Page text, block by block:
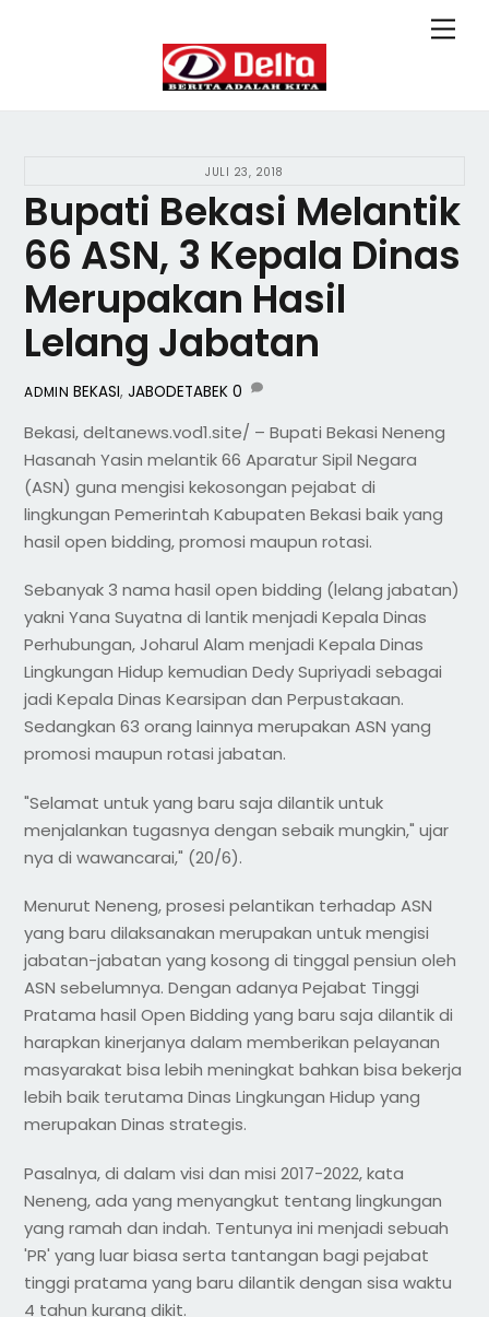
JULI 23, 2018
Bupati Bekasi Melantik
66 ASN, 3 Kepala Dinas
Merupakan Hasil
Lelang Jabatan
ADMIN BEKASI,JABODETABEK 0
Bekasi, deltanews.vod1.site/ – Bupati Bekasi Neneng
Hasanah Yasin melantik 66 Aparatur Sipil Negara
(ASN) guna mengisi kekosongan pejabat di
lingkungan Pemerintah Kabupaten Bekasi baik yang
hasil open bidding, promosi maupun rotasi.
Sebanyak 3 nama hasil open bidding (lelang jabatan)
yakni Yana Suyatna di lantik menjadi Kepala Dinas
Perhubungan, Joharul Alam menjadi Kepala Dinas
Lingkungan Hidup kemudian Dedy Supriyadi sebagai
jadi Kepala Dinas Kearsipan dan Perpustakaan.
Sedangkan 63 orang lainnya merupakan ASN yang
promosi maupun rotasi jabatan.
"Selamat untuk yang baru saja dilantik untuk
menjalankan tugasnya dengan sebaik mungkin," ujar
nya di wawancarai," (20/6).
Menurut Neneng, prosesi pelantikan terhadap ASN
yang baru dilaksanakan merupakan untuk mengisi
jabatan-jabatan yang kosong di tinggal pensiun oleh
ASN sebelumnya. Dengan adanya Pejabat Tinggi
Pratama hasil Open Bidding yang baru saja dilantik di
harapkan kinerjanya dalam memberikan pelayanan
masyarakat bisa lebih meningkat bahkan bisa bekerja
lebih baik terutama Dinas Lingkungan Hidup yang
merupakan Dinas strategis.
Pasalnya, di dalam visi dan misi 2017-2022, kata
Neneng, ada yang menyangkut tentang lingkungan
yang ramah dan indah. Tentunya ini menjadi sebuah
'PR' yang luar biasa serta tantangan bagi pejabat
tinggi pratama yang baru dilantik dengan sisa waktu
4 tahun kurang dikit.
To
Top